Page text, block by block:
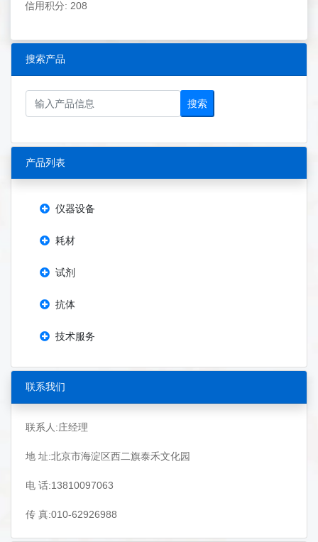
信用积分: 208
搜索产品
搜索
产品列表
仪器设备
耗材
试剂
抗体
技术服务
联系我们
联系人:庄经理
地 址:北京市海淀区西二旗泰禾文化园
电 话:13810097063
传 真:010-62926988